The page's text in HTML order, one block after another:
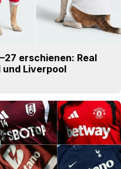
erschienen: Real
Liverpool